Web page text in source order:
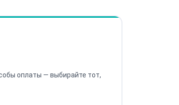
оплаты — выбирайте тот,